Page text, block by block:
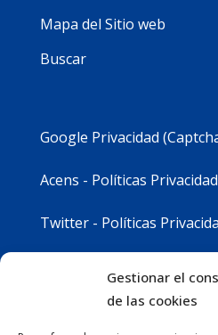
Gestionar el
de las cookies
Mapa del Sitio web
Buscar
Google Privacidad
Acens - Políticas Privacidad
Twitter - Políticas
Instagram - Políticas